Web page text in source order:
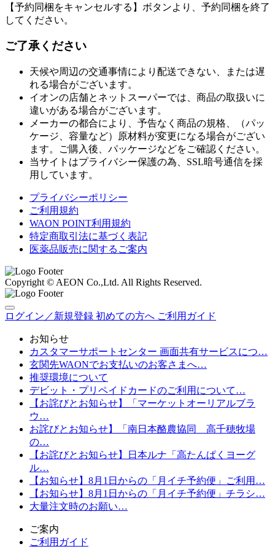
【予約同梱をキャンセルする】ボタンより、予約同梱を終了
してください。
ご了承ください
天候や周辺の交通事情により配送できない、または遅
れる場合がございます。
イオンの店舗とネットスーパーでは、商品の取扱いに
違いがある場合がございます。
メーカーの都合により、予告なく商品の規格、（パッ
ケージ、容量など）原材料が変更になる場合がござい
ます。ご購入後、パッケージなどをご確認ください。
当サイトはプライバシー保護の為、SSL暗号通信を採
用しています。
プライバシーポリシー
ご利用規約
WAON POINT利用規約
特定商取引法に基づく表記
医薬品販売に関するご案内
Copyright © AEON Co.,Ltd. All Rights Reserved.
ログイン／新規登録 初めての方へ ご利用ガイド
お知らせ
カスタマーサポートセンター 画面共有サービスにつ…
玄関先WAONでお支払いのお客さまへ…
推奨環境について
デビット・プリペイドカードのご利用について…
【お詫びとお知らせ】「マーケットオーリアルブラ
ウ…
お詫びとお知らせ】「南日本酪農協同 高千穂牧場
の…
【お詫びとお知らせ】日本ルナ「高たんぱくヨーグ
ル…
【お知らせ】8月1日からの「月イチ予約便」ご利用…
【お知らせ】8月1日からの「月イチ予約便」チラシ…
大量注文時のお願い…
ご案内
ご利用ガイド